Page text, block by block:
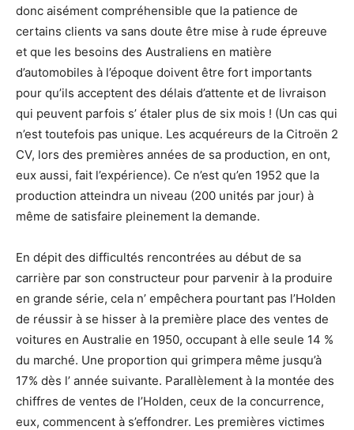
donc aisément compréhensible que la patience de
certains clients va sans doute être mise à rude épreuve
et que les besoins des Australiens en matière
d’automobiles à l’époque doivent être fort importants
pour qu’ils acceptent des délais d’attente et de livraison
qui peuvent parfois s’ étaler plus de six mois ! (Un cas qui
n’est toutefois pas unique. Les acquéreurs de la Citroën 2
CV, lors des premières années de sa production, en ont,
eux aussi, fait l’expérience). Ce n’est qu’en 1952 que la
production atteindra un niveau (200 unités par jour) à
même de satisfaire pleinement la demande.
En dépit des difficultés rencontrées au début de sa
carrière par son constructeur pour parvenir à la produire
en grande série, cela n’ empêchera pourtant pas l’Holden
de réussir à se hisser à la première place des ventes de
voitures en Australie en 1950, occupant à elle seule 14 %
du marché. Une proportion qui grimpera même jusqu’à
17% dès l’ année suivante. Parallèlement à la montée des
chiffres de ventes de l’Holden, ceux de la concurrence,
eux, commencent à s’effondrer. Les premières victimes